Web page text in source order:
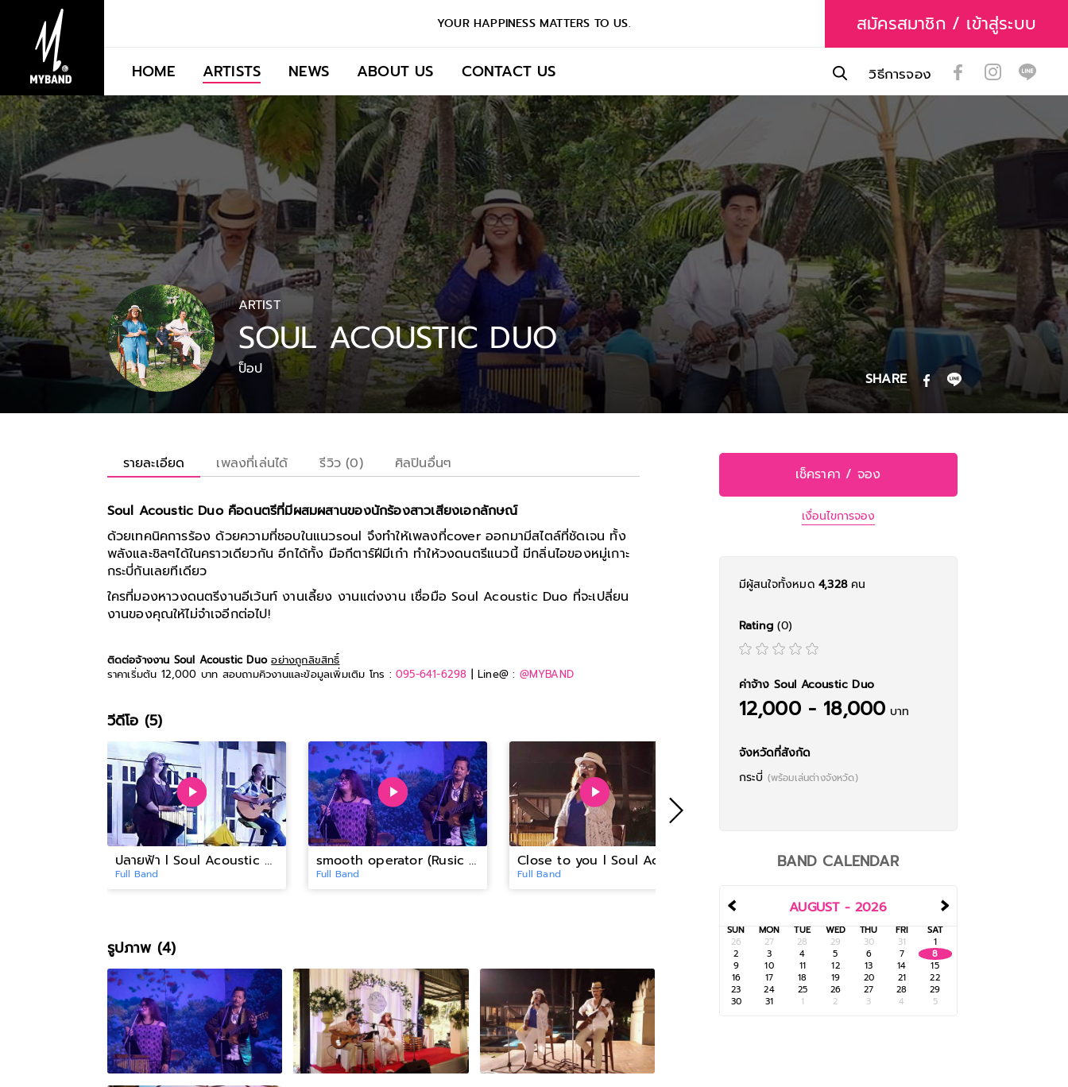
YOUR HAPPINESS MATTERS TO US. สมัครสมาชิก / เข้าสู่ระบบ
HOME ARTISTS NEWS ABOUT US CONTACT US วิธีการจอง
ARTIST
SOUL ACOUSTIC DUO
ป็อป
SHARE
รายละเอียด เพลงที่เล่นได้ รีวิว (0) ศิลปินอื่นๆ
Soul Acoustic Duo คือดนตรีที่มีผสมผสานของนักร้องสาวเสียงเอกลักษณ์
ด้วยเทคนิคการร้อง ด้วยความที่ชอบในแนวsoul จึงทำให้เพลงที่cover ออกมามีสไตล์ที่ชัดเจน ทั้ง
พลังและชิลๆได้ในคราวเดียวกัน อีกได้ทั้ง มือกีตาร์ฝีมีเก๋า ทำให้วงดนตรีแนวนี้ มีกลิ่นไอของหมู่เกาะ
กระบี่กันเลยทีเดียว
ใครที่มองหาวงดนตรีงานอีเว้นท์ งานเลี้ยง งานแต่งงาน เชื่อมือ Soul Acoustic Duo ที่จะเปลี่ยน
งานของคุณให้ไม่จำเจอีกต่อไป!
ติดต่อจ้างงาน Soul Acoustic Duoอย่างถูกลิขสิทธิ์
ราคาเริ่มต้น 12,000 บาท สอบถามคิวงานและข้อมูลเพิ่มเติม โทร : 095-641-6298 | Line@ : @MYBAND
วีดีโอ (5)
ปลายฟ้า l Soul Acoustic Duo
Full Band
smooth operator (Rusic Soul Cover)
Full Band Full Band
Ain't No Sunshine l Soul Acoustic Duo
รูปภาพ (4)
เช็คราคา / จอง
เงื่อนไขการจอง
มีผู้สนใจทั้งหมด 4,328คน
Rating(0)
ค่าจ้าง Soul Acoustic Duo
12,000 - 18,000 บาท
จังหวัดที่สังกัด
กระบี่ (พร้อมเล่นต่างจังหวัด)
BAND CALENDAR
‹ ›
AUGUST - 2026
SUN MON TUE WED THU FRI
SAT
26
27 28 29 30 31
1
2
3 4 5 6 7
8
9
10 11 12 13 14
15
16
17 18 19 20 21
22
23
24 25 26 27 28
29
30
31 1 2 3 4 5